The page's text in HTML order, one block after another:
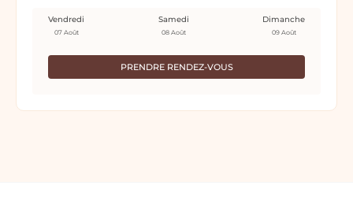
PRENDRE RENDEZ-VOUS
Vendredi
07 Août
Samedi
08 Août
Dimanche
09 Août